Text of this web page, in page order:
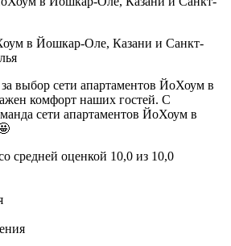
в Йошкар-Оле, Казани и Санкт-
выбор сети апартаментов ЙоХоум в
комфорт наших гостей. С
сети апартаментов ЙоХоум в
средней оценкой 10,0 из 10,0